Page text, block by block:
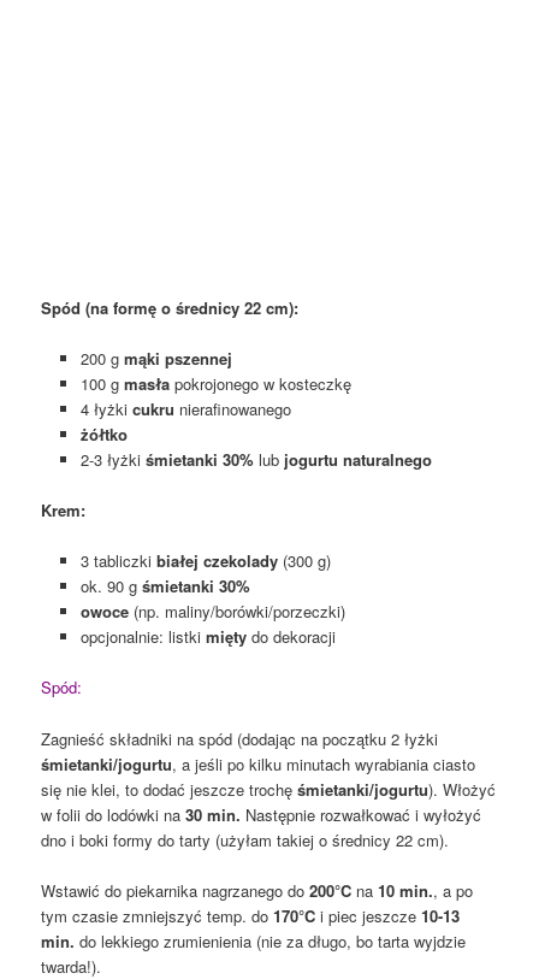
Spód (na formę o średnicy 22 cm):
200 g mąki pszennej
100 g masła pokrojonego w kosteczkę
4 łyżki cukru nierafinowanego
żółtko
2-3 łyżki śmietanki 30%lubjogurtu naturalnego
Krem:
3 tabliczki białej czekolady (300 g)
ok. 90 g śmietanki 30%
owoce(np. maliny/borówki/porzeczki)
opcjonalnie: listki miętydo dekoracji
Spód:
Zagnieść składniki na spód (dodając na początku 2 łyżki
śmietanki/jogurtu, a jeśli po kilku minutach wyrabiania ciasto
się nie klei, to dodać jeszcze trochę śmietanki/jogurtu). Włożyć
w folii do lodówki na30 min. Następnie rozwałkować i wyłożyć
dno i boki formy do tarty (użyłam takiej o średnicy 22 cm).
Wstawić do piekarnika nagrzanego do200°C na10 min., a po
tym czasie zmniejszyć temp. do170°C i piec jeszcze10-13
min. do lekkiego zrumienienia (nie za długo, bo tarta wyjdzie
twarda!).